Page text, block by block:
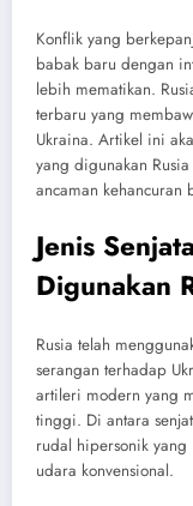
Konflik yang
babak baru dengan
lebih mematikan.
terbaru yang
Ukraina. Artikel ini
yang digunakan
ancaman kehancuran
Jenis
Digunakan
Rusia telah
serangan terhadap
artileri modern yang
tinggi. Di antara
rudal hipersonik
udara konvensional.